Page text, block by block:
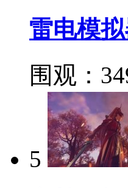
雷电模
围观：
5